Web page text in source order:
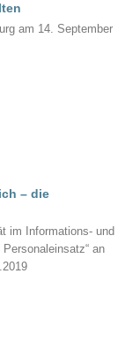
am 14. September
– die
im Informations- und
an